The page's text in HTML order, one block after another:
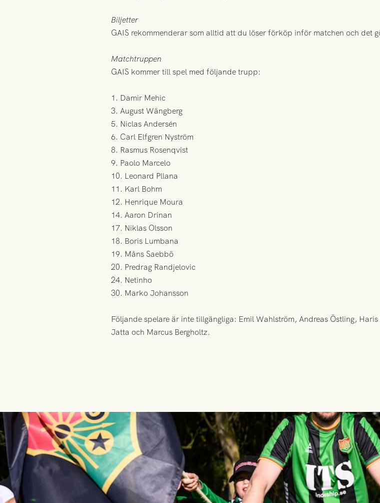
Biljetter
GAIS rekommenderar som alltid att du löser förköp inför matchen och det
Matchtruppen
GAIS kommer till spel med följande trupp:
1. Damir Mehic
3. August Wängberg
5. Niclas Andersén
6. Carl Elfgren Nyström
8. Rasmus Rosenqvist
9. Paolo Marcelo
10. Leonard Pllana
11. Karl Bohm
12. Henrique Moura
14. Aaron Drinan
17. Niklas Olsson
18. Boris Lumbana
19. Måns Saebbö
20. Predrag Randjelovic
24. Netinho
30. Marko Johansson
Följande spelare är inte tillgängliga: Emil Wahlström, Andreas Östling,
Jatta och Marcus Bergholtz.